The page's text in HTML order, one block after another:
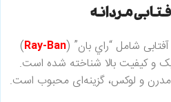
مردانه
شامل “راي بان” (Ray-Ban
)
و کیفیت بالا شناخته شده است.